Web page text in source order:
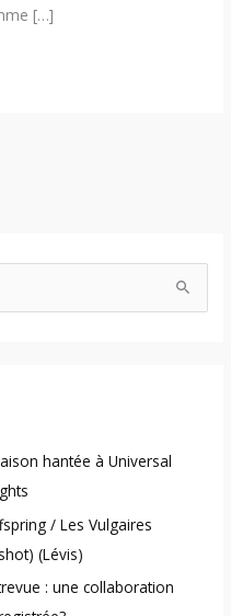
[…]
hantée à Universal
/ Les Vulgaires
(Lévis)
: une collaboration